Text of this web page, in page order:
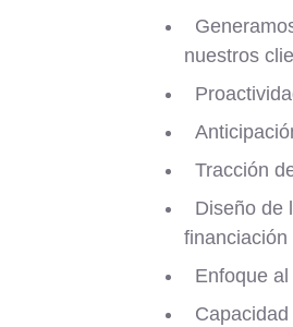
nuestros
Tracción
Diseño de
financiación
Enfoque